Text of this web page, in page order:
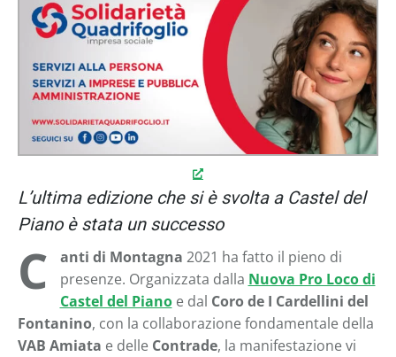
L’ultima edizione che si è svolta a Castel del
Piano è stata un successo
C anti di Montagna 2021 ha fatto il pieno di
presenze. Organizzata dalla Nuova Pro Loco di
Castel del Pianoe dal Coro de I Cardellini del
Fontanino, con la collaborazione fondamentale della
VAB Amiata e delle Contrade, la manifestazione vi